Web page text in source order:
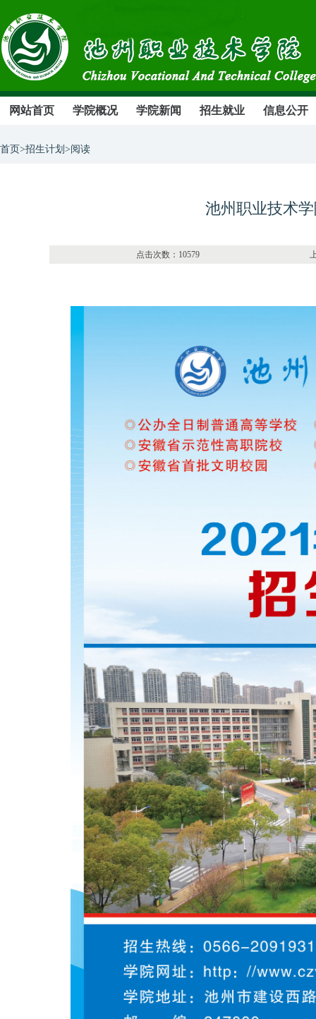
网站首页 学院概况 学院新闻 招生就业 信息公开
首页>招生计划>阅读
池州职业技术
点击次数：10579 上传